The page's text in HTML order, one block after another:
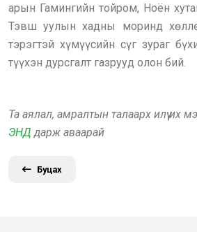
арын Гамингийн тойром, Ноён
Тэвш уулын хадны моринд
тэрэгтэй хүмүүсийн сүг зураг
түүхэн дурсгалт газрууд олон бий.
Та аялал, амралтын талаарх илүү их
ЭНД дарж аваарай
Буцах